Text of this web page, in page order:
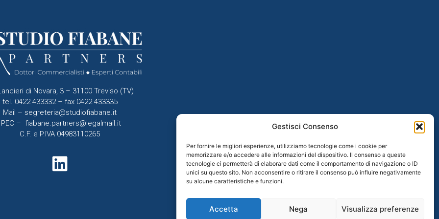
Gestisci Consenso
Per fornire le migliori esperienze, utilizziamo tecnologie come i cookie per
memorizzare e/o accedere alle informazioni del dispositivo. Il consenso a queste
tecnologie ci permetterà di elaborare dati come il comportamento di navigazione o ID
unici su questo sito. Non acconsentire o ritirare il consenso può influire negativamente
su alcune caratteristiche e funzioni.
Accetta Nega Visualizza preferenze
di Novara, 3 – 31100 Treviso (TV)
tel. 0422 433332 – fax 0422 433335
Mail – segreteria@studiofiabane.it
– fiabane.partners@legalmail.it
C.F. e P.IVA 04983110265